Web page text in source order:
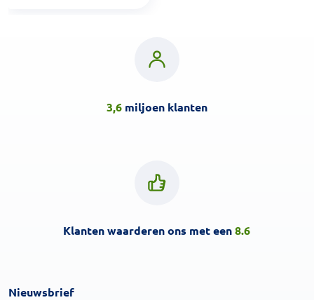
3,6miljoen klanten
Klanten waarderen ons met een8.6
Nieuwsbrief